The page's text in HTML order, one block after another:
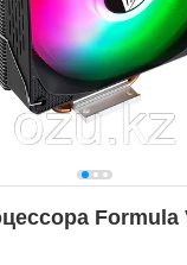
Formula